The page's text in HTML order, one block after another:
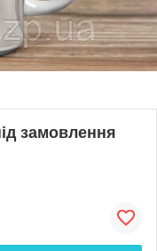
замовлення